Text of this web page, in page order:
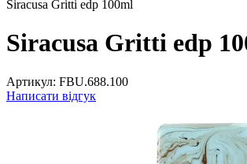
Siracusa Gritti edp 100ml
Siracusa Gritti edp
Артикул: FBU.688.100
Написати відгук